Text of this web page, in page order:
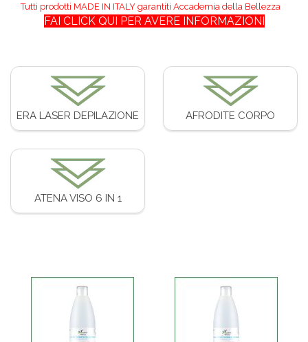
Tutti prodotti MADE IN ITALY garantiti Accademia della Bellezza
FAI CLICK QUI PER AVERE INFORMAZIONI
ERA LASER DEPILAZIONE AFRODITE CORPO
ATENA VISO 6 IN 1